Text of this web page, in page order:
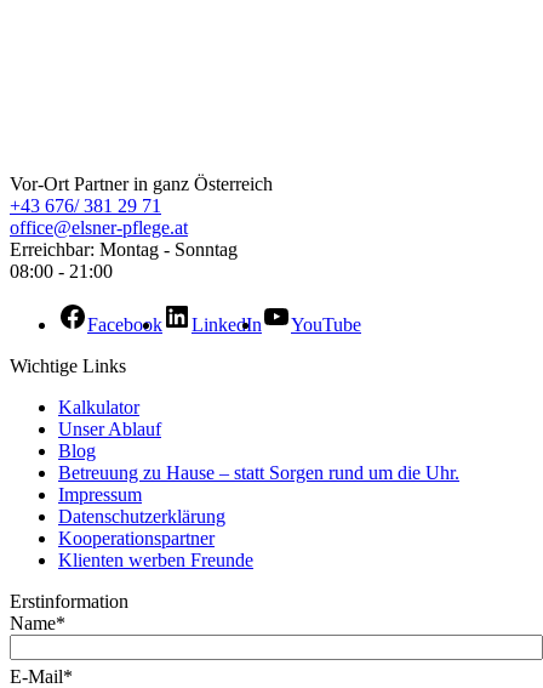
Vor-Ort Partner in ganz Österreich
+43 676/ 381 29 71
office@elsner-pflege.at
Erreichbar: Montag - Sonntag
08:00 - 21:00
Facebook LinkedIn
YouTube
Wichtige Links
Kalkulator
Unser Ablauf
Blog
Betreuung zu Hause – statt Sorgen rund um die Uhr.
Impressum
Datenschutzerklärung
Kooperationspartner
Klienten werben Freunde
Erstinformation
Name*
E-Mail*